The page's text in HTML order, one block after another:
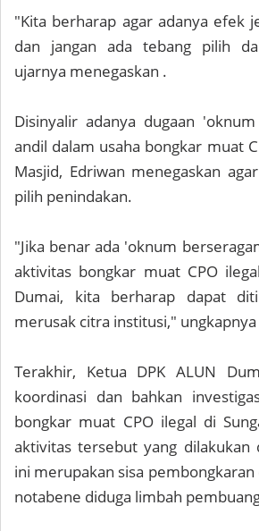
"Kita berharap agar adanya efek
dan jangan ada tebang pilih
ujarnya menegaskan .
Disinyalir adanya dugaan
andil dalam usaha bongkar muat
Masjid, Edriwan menegaskan
pilih penindakan.
"Jika benar ada 'oknum
aktivitas bongkar muat CPO
Dumai, kita berharap dapat
merusak citra institusi,"
Terakhir, Ketua DPK ALUN
koordinasi dan bahkan
bongkar muat CPO ilegal di
aktivitas tersebut yang dilakukan
ini merupakan sisa
notabene diduga limbah